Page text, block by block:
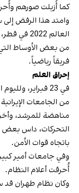
كما أُزيلت صورهم
وامتد هذا الرفض
العالم
من بعض الأوساط
فريقاً رياضياً.
إحراق العلم
في 23 فبراير،
من الجامعات
مناهضة للمرشد،
التحركات، داس بعض
باتجاه قوات الأمن.
وفي جامعات أمير
أُحرقت أعلام النظام.